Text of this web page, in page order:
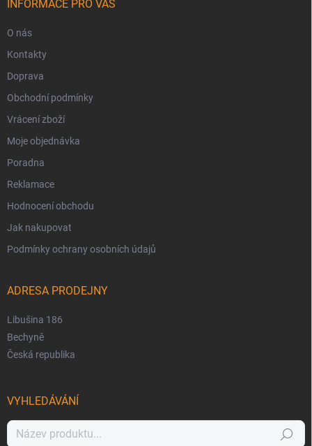
INFORMACE PRO VÁS
O nás
Kontakty
Doprava
Obchodní podmínky
Vrácení zboží
Moje objednávka
Poradna
Reklamace
Hodnocení obchodu
Jak nakupovat
Podmínky ochrany osobních údajů
ADRESA PRODEJNY
Libušina 186
Bechyně
Česká republika
VYHLEDÁVÁNÍ
Hledat